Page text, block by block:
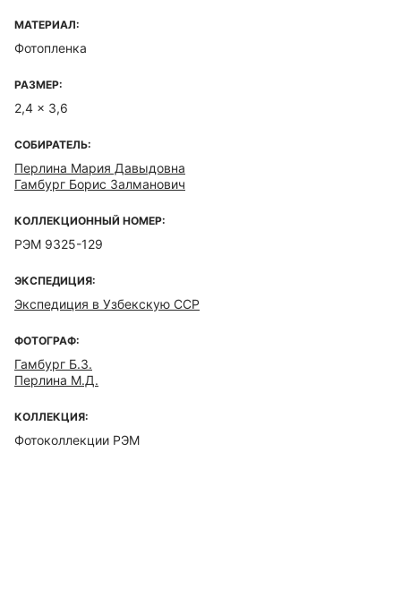
МАТЕРИАЛ:
Фотопленка
РАЗМЕР:
2,4 x 3,6
СОБИРАТЕЛЬ:
Перлина Мария Давыдовна
Гамбург Борис Залманович
КОЛЛЕКЦИОННЫЙ НОМЕР:
РЭМ 9325-129
ЭКСПЕДИЦИЯ:
Экспедиция в Узбекскую ССР
ФОТОГРАФ:
Гамбург Б.З.
Перлина М.Д.
КОЛЛЕКЦИЯ:
Фотоколлекции РЭМ